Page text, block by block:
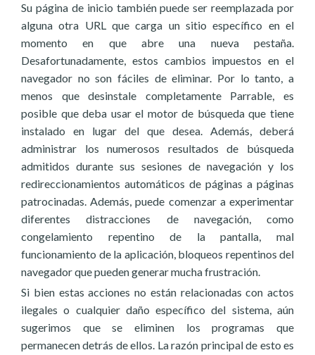
Su página de inicio también puede ser reemplazada por
alguna otra URL que carga un sitio específico en el
momento en que abre una nueva pestaña.
Desafortunadamente, estos cambios impuestos en el
navegador no son fáciles de eliminar. Por lo tanto, a
menos que desinstale completamente Parrable, es
posible que deba usar el motor de búsqueda que tiene
instalado en lugar del que desea. Además, deberá
administrar los numerosos resultados de búsqueda
admitidos durante sus sesiones de navegación y los
redireccionamientos automáticos de páginas a páginas
patrocinadas. Además, puede comenzar a experimentar
diferentes distracciones de navegación, como
congelamiento repentino de la pantalla, mal
funcionamiento de la aplicación, bloqueos repentinos del
navegador que pueden generar mucha frustración.
Si bien estas acciones no están relacionadas con actos
ilegales o cualquier daño específico del sistema, aún
sugerimos que se eliminen los programas que
permanecen detrás de ellos. La razón principal de esto es